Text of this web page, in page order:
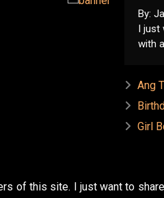
By:
I
with
Ang
Girl
of this site. I just want to